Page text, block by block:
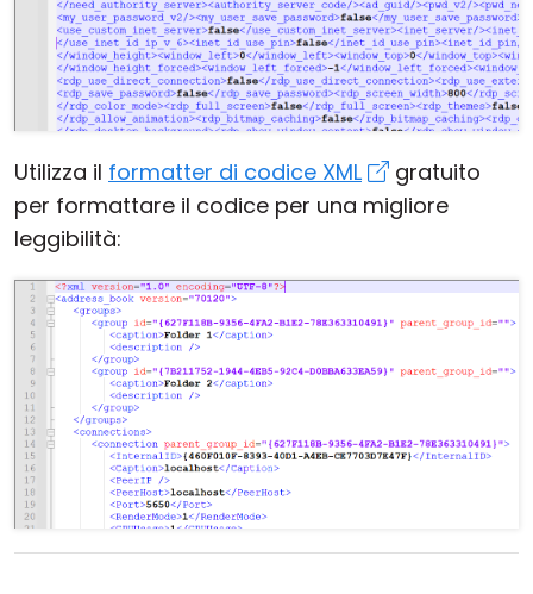
Utilizza il formatter di codice XML
gratuito
per formattare il codice per una migliore
leggibilità: